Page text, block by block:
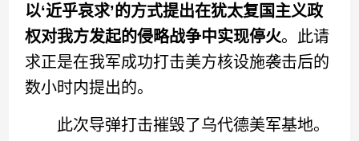
以‘近乎哀求’的方式提出在犹太复国主义政
权对我方发起的侵略战争中实现停火。此请
求正是在我军成功打击美方核设施袭击后的
数小时内提出的。
此次导弹打击摧毁了乌代德美军基地。